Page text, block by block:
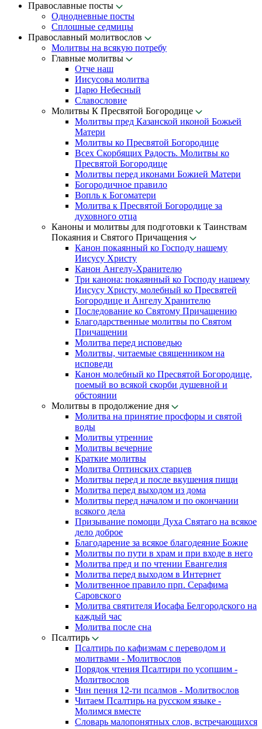
Православные посты
Однодневные посты
Сплошные седмицы
Православный молитвослов
Молитвы на всякую потребу
Главные молитвы
Отче наш
Иисусова молитва
Царю Небесный
Славословие
Молитвы К Пресвятой Богородице
Молитвы пред Казанской иконой Божьей
Матери
Молитвы ко Пресвятой Богородице
Всех Скорбящих Радость. Молитвы ко
Пресвятой Богородице
Молитвы перед иконами Божией Матери
Богородичное правило
Вопль к Богоматери
Молитва к Пресвятой Богородице за
духовного отца
Каноны и молитвы для подготовки к Таинствам
Покаяния и Святого Причащения
Канон покаянный ко Господу нашему
Иисусу Христу
Канон Ангелу-Хранителю
Три канона: покаянный ко Господу нашему
Иисусу Христу, молебный ко Пресвятей
Богородице и Ангелу Хранителю
Последование ко Святому Причащению
Благодарственные молитвы по Святом
Причащении
Молитва перед исповедью
Молитвы, читаемые священником на
исповеди
Канон молебный ко Пресвятой Богородице,
поемый во всякой скорби душевной и
обстоянии
Молитвы в продолжение дня
Молитва на принятие просфоры и святой
воды
Молитвы утренние
Молитвы вечерние
Краткие молитвы
Молитва Оптинских старцев
Молитвы перед и после вкушения пищи
Молитва перед выходом из дома
Молитвы перед началом и по окончании
всякого дела
Призывание помощи Духа Святаго на всякое
дело доброе
Благодарение за всякое благодеяние Божие
Молитвы по пути в храм и при входе в него
Молитва пред и по чтении Евангелия
Молитва перед выходом в Интернет
Молитвенное правило прп. Серафима
Саровского
Молитва святителя Иосафа Белгородского на
каждый час
Молитва после сна
Псалтирь
Псалтирь по кафизмам с переводом и
молитвами - Молитвослов
Порядок чтения Псалтири по усопшим -
Молитвослов
Чин пения 12-ти псалмов - Молитвослов
Читаем Псалтирь на русском языке -
Молимся вместе
Словарь малопонятных слов, встречающихся